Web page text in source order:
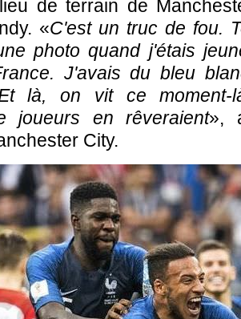
de terrain de
«C'est un truc de fou.
photo quand j'étais
J'avais du bleu
là, on vit ce moment-
joueurs en rêveraient»,
City.